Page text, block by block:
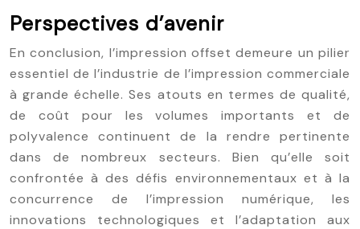
Perspectives d’avenir
En conclusion, l’impression offset demeure un pilier
essentiel de l’industrie de l’impression commerciale
à grande échelle. Ses atouts en termes de qualité,
de coût pour les volumes importants et de
polyvalence continuent de la rendre pertinente
dans de nombreux secteurs. Bien qu’elle soit
confrontée à des défis environnementaux et à la
concurrence de l’impression numérique, les
innovations technologiques et l’adaptation aux